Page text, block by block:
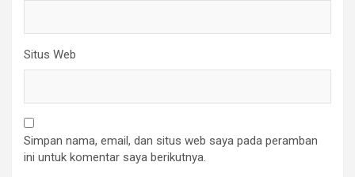
Situs Web
Simpan nama, email, dan situs web saya pada peramban
ini untuk komentar saya berikutnya.